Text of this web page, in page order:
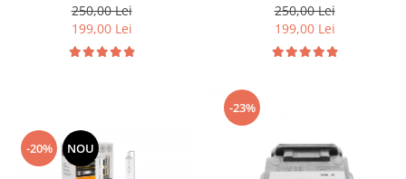
250,00 Lei
199,00 Lei
250,00 Lei
199,00 Lei
-20% NOU
-23%